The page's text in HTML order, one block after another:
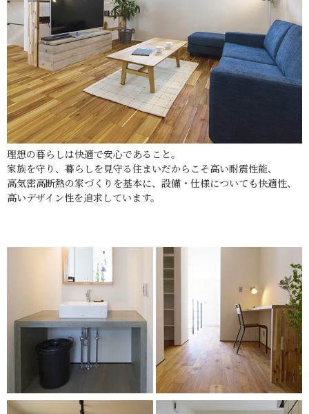
理想の暮らしは快適で安心であること。
家族を守り、暮らしを見守る住まいだからこそ高い耐震性能、
高気密高断熱の家づくりを基本に、設備・仕様についても快適性、
高いデザイン性を追求しています。